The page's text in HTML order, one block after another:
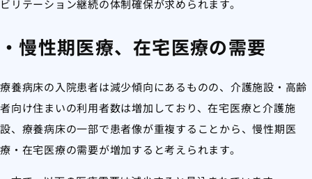
ビリテーション継続の体制確保が求められます。
・慢性期医療、在宅医療の需要
療養病床の入院患者は減少傾向にあるものの、介護施設・高齢
者向け住まいの利用者数は増加しており、在宅医療と介護施
設、療養病床の一部で患者像が重複することから、慢性期医
療・在宅医療の需要が増加すると考えられます。